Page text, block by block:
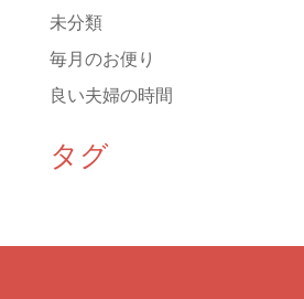
未分類
毎月のお便り
良い夫婦の時間
タグ